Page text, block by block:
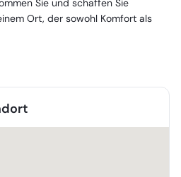
Sie und schaffen Sie
Ort, der sowohl Komfort als